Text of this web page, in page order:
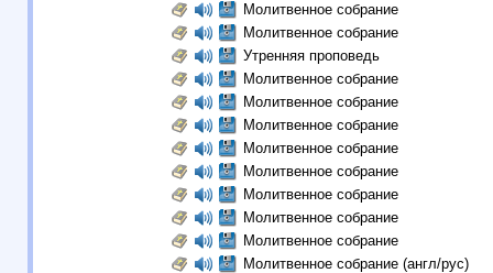
Молитвенное собрание
Молитвенное собрание
Утренняя проповедь
Молитвенное собрание
Молитвенное собрание
Молитвенное собрание
Молитвенное собрание
Молитвенное собрание
Молитвенное собрание
Молитвенное собрание
Молитвенное собрание
Молитвенное собрание (англ/рус)